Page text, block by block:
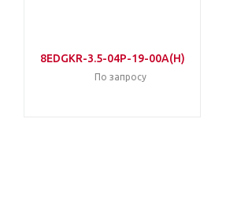
8EDGKR-3.5-04P-19-00A(H)
По запросу